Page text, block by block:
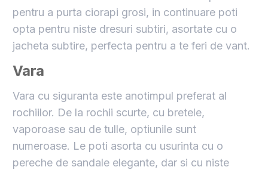
pentru a purta ciorapi grosi, in continuare poti
opta pentru niste dresuri subtiri, asortate cu o
jacheta subtire, perfecta pentru a te feri de vant.
Vara
Vara cu siguranta este anotimpul preferat al
rochiilor. De la rochii scurte, cu bretele,
vaporoase sau de tulle, optiunile sunt
numeroase. Le poti asorta cu usurinta cu o
pereche de sandale elegante, dar si cu niste